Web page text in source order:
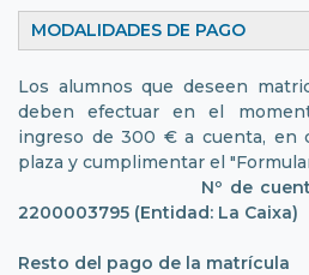
MODALIDADES DE PAGO
Los alumnos que deseen
deben efectuar en el
ingreso de 300 € a cuenta, en
plaza y cumplimentar el
Nº de
2200003795 (Entidad: La Caixa)
Resto del pago de la matrícula